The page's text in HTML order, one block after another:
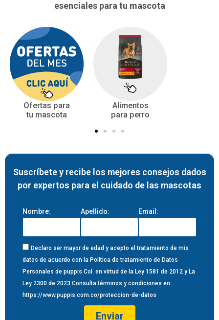
esenciales para tu mascota
Ofertas para
tu mascota
Alimentos
para perro
Suscríbete y recibe los mejores consejos dados
por expertos para el cuidado de las mascotas
Nombre: Apellido: Email:
Declaro ser mayor de edad y acepto el tratamiento de mis
datos de acuerdo con la Política de tratamiento de Datos
Personales de puppis Col. en virtud de la Ley 1581 de 2012 y La
Ley 2300 de 2023 Consulta términos y condiciones en:
https://www.puppis.com.co/proteccion-de-datos